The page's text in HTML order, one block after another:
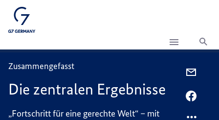
Die
zentralen
Ergebnisse
Zusammengefasst
Die zentralen Ergebnisse
„Fortschritt für eine gerechte Welt“ – mit